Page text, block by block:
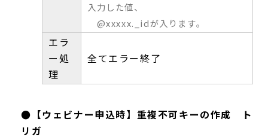
入力した値、
@xxxxx._idが入ります。
エラ
ー処
理
全てエラー終了
●【ウェビナー申込時】重複不可キーの作成 ト
リガ